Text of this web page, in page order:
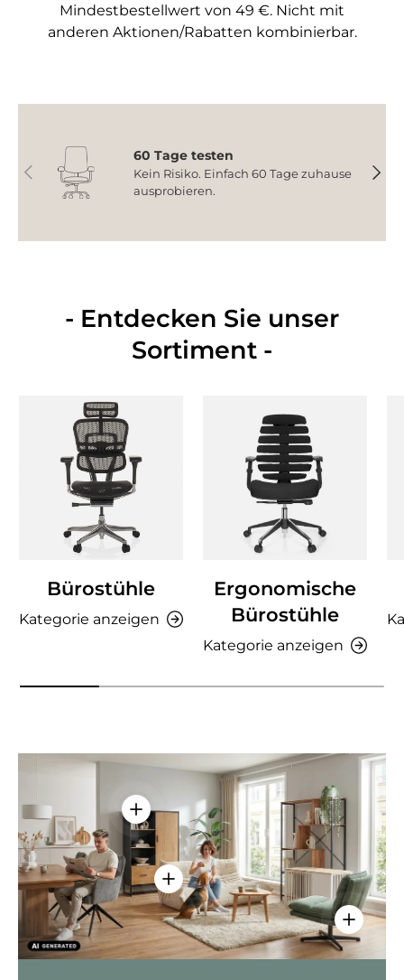
Mindestbestellwert von 49 €. Nicht mit
anderen Aktionen/Rabatten kombinierbar.
Vorherige
60 Tage testen
Kein Risiko. Einfach 60 Tage zuhause
ausprobieren.
- Entdecken Sie unser
Sortiment -
Bürostühle
Kategorie anzeigen
Ergonomische
Bürostühle
Kategorie anzeigen
Einzelheiten anzeigen - AMIO H -
Einzelheiten anzeigen - Sitzolo 2